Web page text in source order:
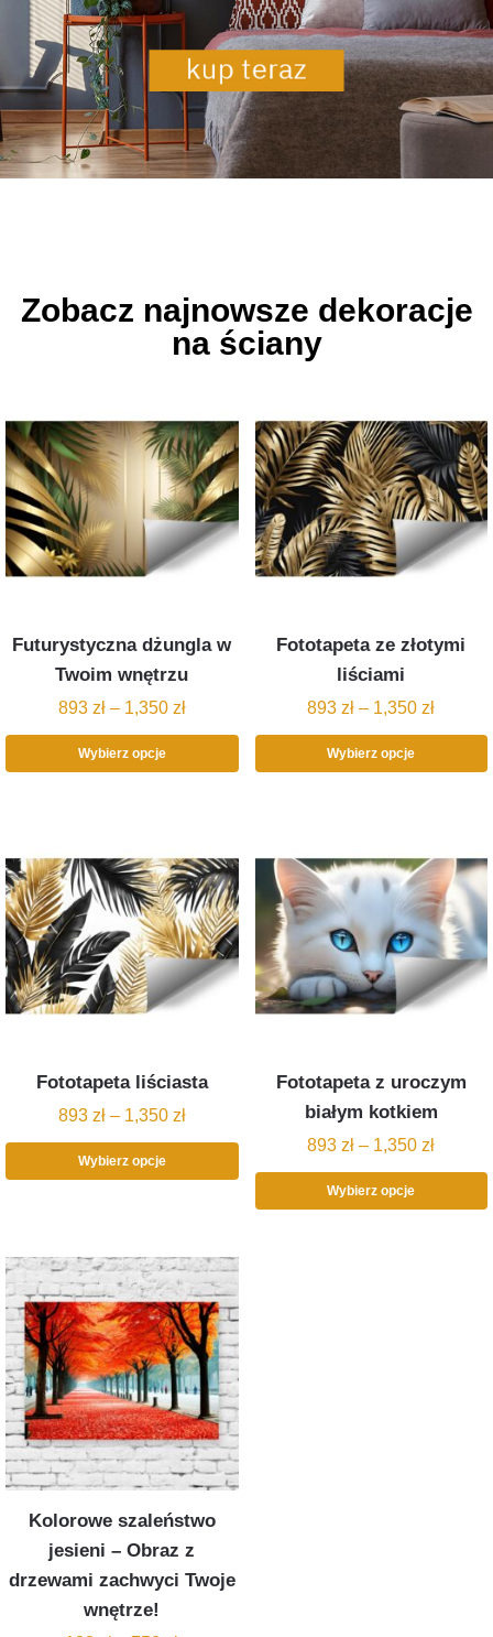
Zobacz najnowsze dekoracje
na ściany
Futurystyczna dżungla w
Twoim wnętrzu
893 zł – 1,350 zł
Wybierz opcje
Fototapeta ze złotymi
liściami
893zł – 1,350zł
Wybierz opcje
Fototapeta liściasta
893 zł – 1,350 zł
Wybierz opcje
Fototapeta z uroczym
białym kotkiem
893zł – 1,350zł
Wybierz opcje
Kolorowe szaleństwo
jesieni – Obraz z
drzewami zachwyci Twoje
wnętrze!